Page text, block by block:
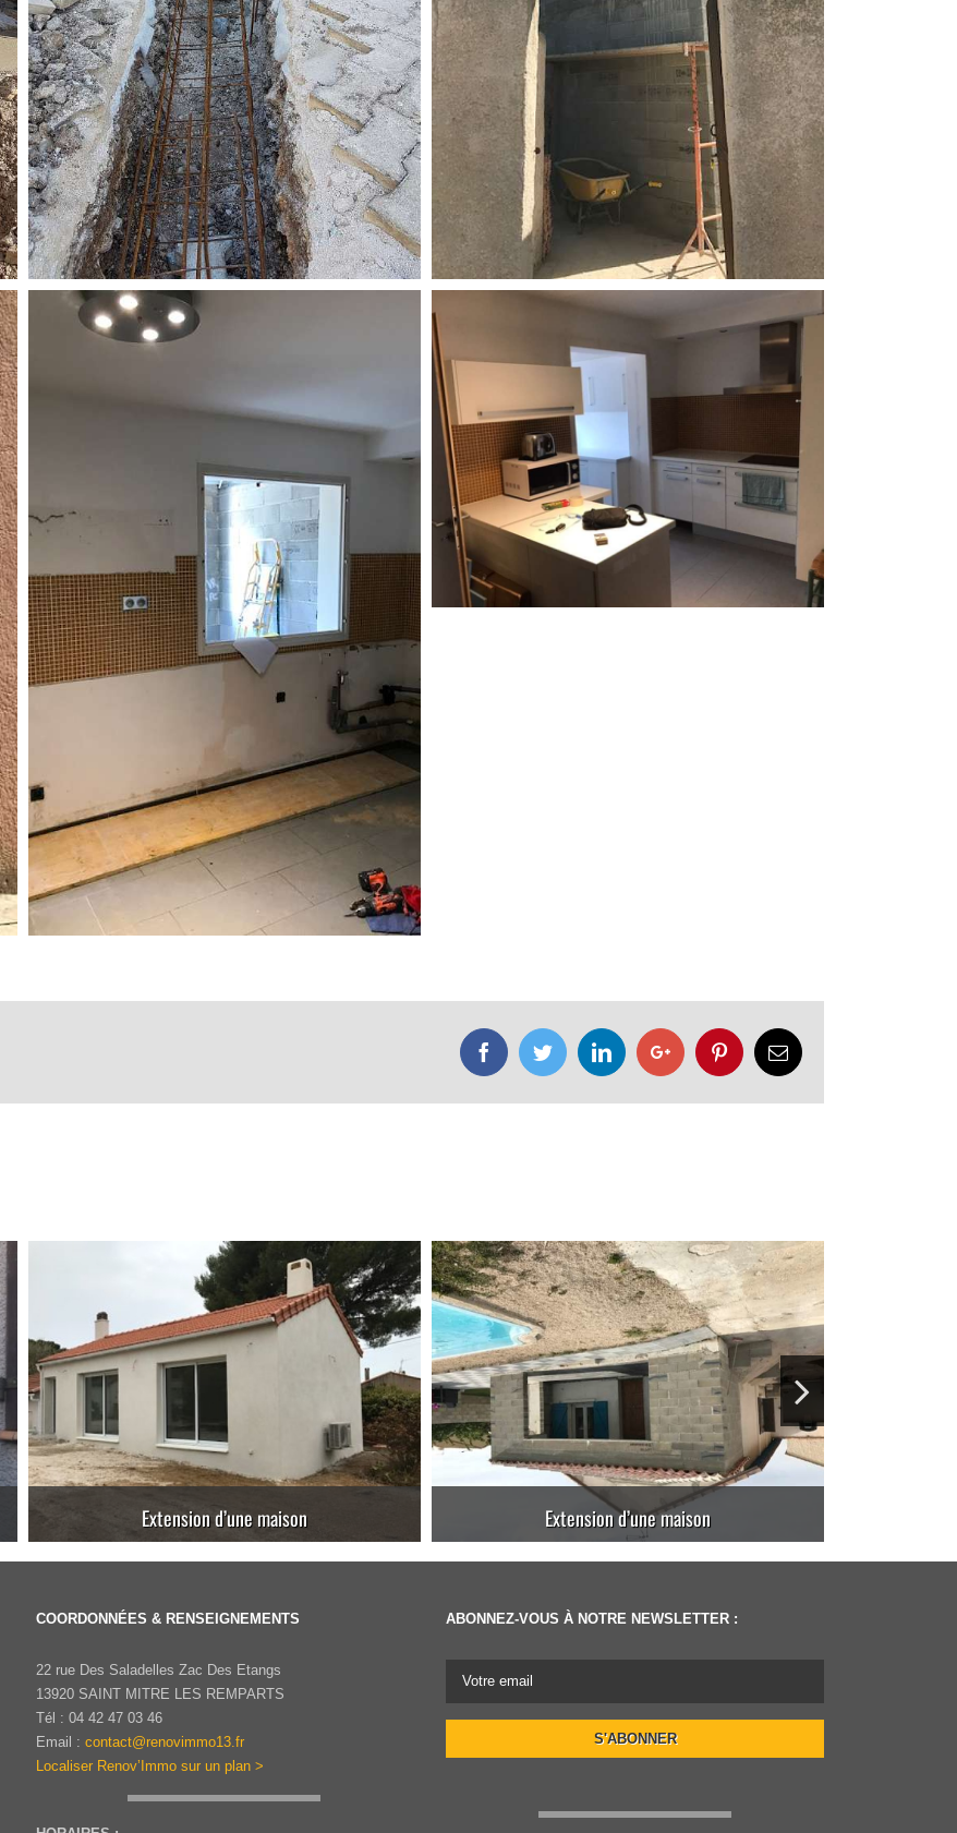
FacebookTwitterLinkedInGoogle+ PinterestEmail
Extension d’une maison Travaux d’agrandissement d’une villa
COORDONNÉES & RENSEIGNEMENTS
22 rue Des Saladelles Zac Des Etangs
13920 SAINT MITRE LES REMPARTS
Tél : 04 42 47 03 46
Email : contact@renovimmo13.fr
Localiser Renov’Immo sur un plan >
ABONNEZ-VOUS À NOTRE NEWSLETTER :